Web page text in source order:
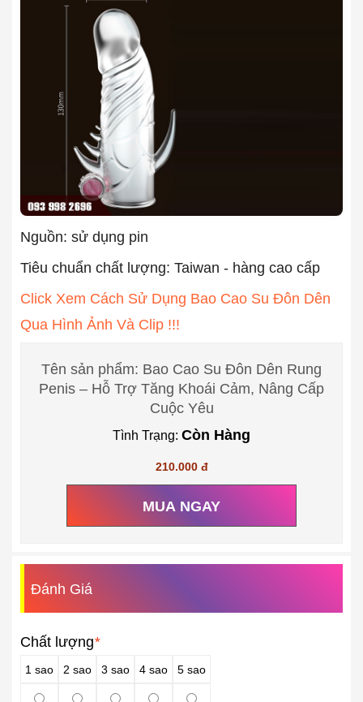
Nguồn: sử dụng pin
Tiêu chuẩn chất lượng: Taiwan - hàng cao cấp
Click Xem Cách Sử Dụng Bao Cao Su Đôn Dên
Qua Hình Ảnh Và Clip !!!
Tên sản phẩm: Bao Cao Su Đôn Dên Rung
Penis – Hỗ Trợ Tăng Khoái Cảm, Nâng Cấp
Cuộc Yêu
Tình Trạng: Còn Hàng
210.000 đ
MUA NGAY
Đánh Giá
Chất lượng*
1 sao 2 sao 3 sao 4 sao 5 sao